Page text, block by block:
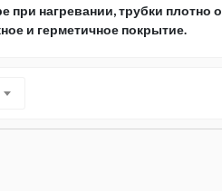
при нагревании, трубки плотно
и герметичное покрытие.